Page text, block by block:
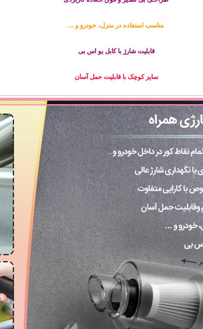
مناسب استفاده در منزل، خودرو و ...
قابلیت شارژ با کابل یو اس بی
سایز کوچک با قابلیت حمل آسان